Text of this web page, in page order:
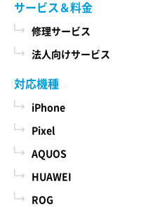
ユーザーにお知らせ
アドレスを利用する
付したり必要に応じ
名や住所などの連絡
ユーザーの本人確認
月日、住所、電話番
ットカード番号、運
き郵便の到達結果な
ユーザーに代金を請
商品名や数量、利用
ス、その他一切のもの
す）を修理依頼品から
お、修理依頼品に付加
で、お客様が修理依頼
場合、当社は、修理の
汚損、破損、紛失その
る一切の損害につき責
第５条 料金について
本サービスの料金（修
み、以下「サービス料
サービス＆料金
修理サービス
法人向けサービス
対応機種
iPhone
Pixel
AQUOS
HUAWEI
ROG